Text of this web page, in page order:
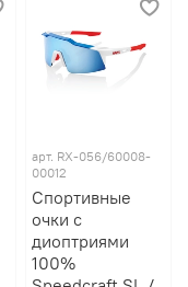
арт. RX-056/60008-
00012
Спортивные
очки с
диоптриями
100%